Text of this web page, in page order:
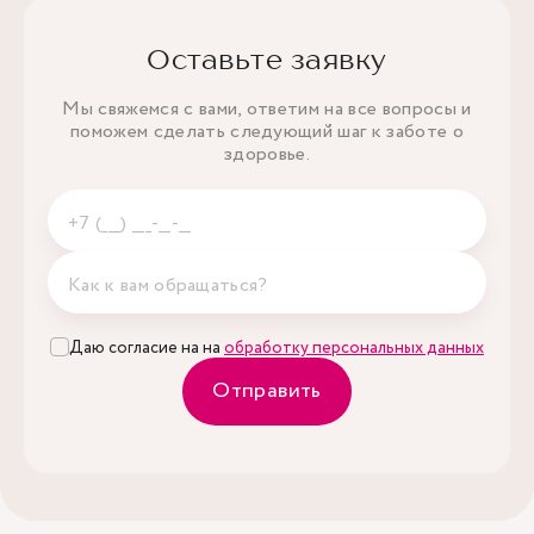
Аспартатаминотрансфераза (АсАТ, АСТ,
глутамино-щавелевоуксусная трансаминаза, ГЩТ)
Glutamicoxaloacetic Transami
Transferase, GGT)
Мочевина (Urea) 1 шт.
Креатинин (Creatinine)
Мочевая кислота (Uric Аcid)
Оставьте заявку
Мы свяжемся с вами, ответим на все вопросы и
поможем сделать следующий шаг к заботе о
здоровье.
Даю согласие на на обработку персональных данных
Отправить